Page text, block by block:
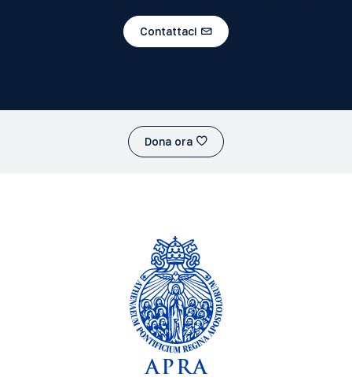
Contattaci
Dona ora